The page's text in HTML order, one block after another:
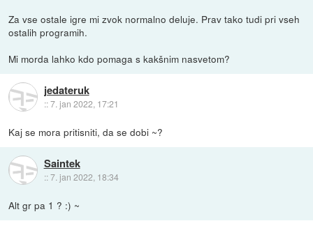
Za vse ostale igre mi zvok normalno deluje. Prav tako tudi pri vseh
ostalih programih.
Mi morda lahko kdo pomaga s kakšnim nasvetom?
jedateruk
::7. jan 2022, 17:21
Kaj se mora pritisniti, da se dobi ~?
Saintek
::7. jan 2022, 18:34
Alt gr pa 1 ? :) ~